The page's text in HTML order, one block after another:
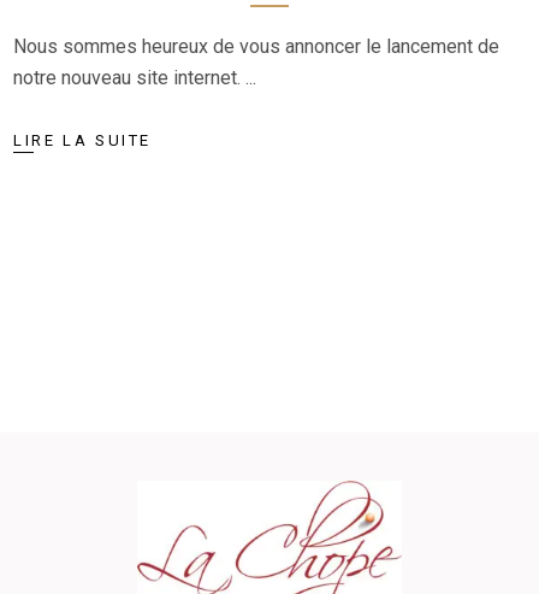
Nous sommes heureux de vous annoncer le lancement de
notre nouveau site internet.